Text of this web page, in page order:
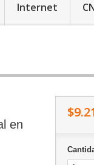
Internet
en